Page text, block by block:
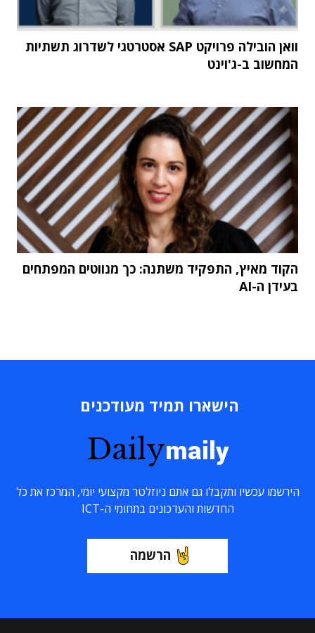
וואן הובילה פרויקט SAP אסטרטגי לשדרוג תשתיות
המחשוב ב-ג'וינט
הקוד מאיץ, התפקיד משתנה: כך מנווטים המפתחים
בעידן ה-AI
הישארו תמיד מעודכנים
Dailymaily
הירשמו עכשיו ותקבלו גם אתם ניוזלטר מקצועי יומי, המרכז את כל
החדשות והעדכונים בתחומי ה-ICT
הרשמה